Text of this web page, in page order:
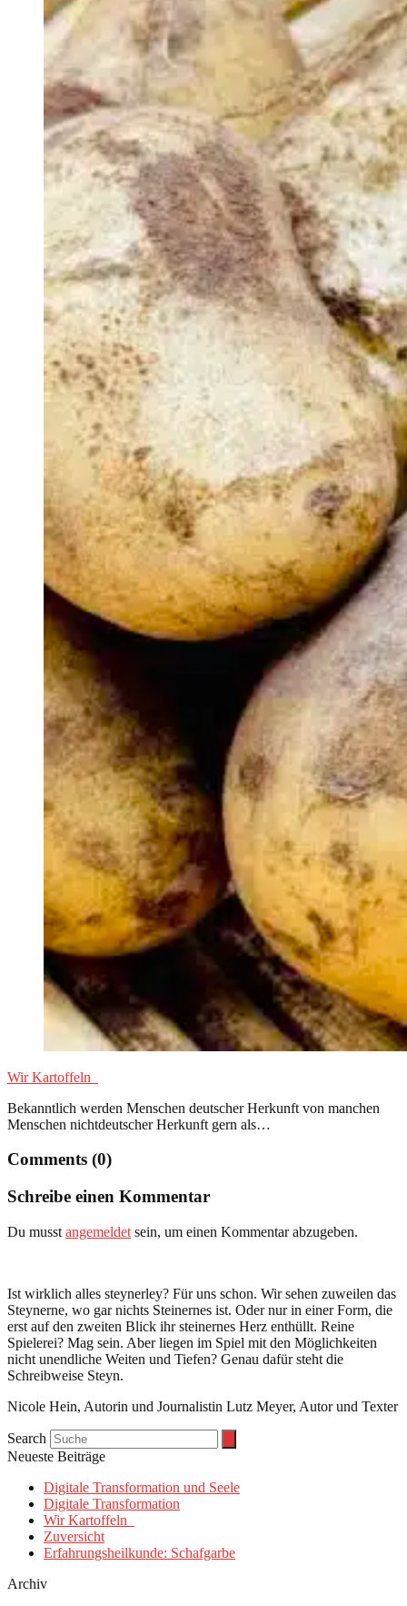
Wir Kartoffeln
Bekanntlich werden Menschen deutscher Herkunft von manchen
Menschen nichtdeutscher Herkunft gern als…
Comments (0)
Schreibe einen Kommentar
Du musst angemeldet sein, um einen Kommentar abzugeben.
Ist wirklich alles steynerley? Für uns schon. Wir sehen zuweilen das
Steynerne, wo gar nichts Steinernes ist. Oder nur in einer Form, die
erst auf den zweiten Blick ihr steinernes Herz enthüllt. Reine
Spielerei? Mag sein. Aber liegen im Spiel mit den Möglichkeiten
nicht unendliche Weiten und Tiefen? Genau dafür steht die
Schreibweise Steyn.
Nicole Hein, Autorin und Journalistin Lutz Meyer, Autor und Texter
Search
Neueste Beiträge
Digitale Transformation und Seele
Digitale Transformation
Wir Kartoffeln
Zuversicht
Erfahrungsheilkunde: Schafgarbe
Archiv